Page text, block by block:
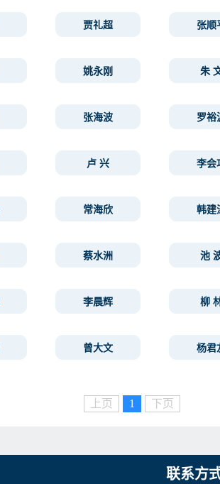
贾礼超 张顺
姚永刚 朱
张海波 罗裕
卢 兴 李会
常海欣 韩建
蔡水洲 池
李晨辉 柳
曾大文 杨君
上页 1 下页
联系方